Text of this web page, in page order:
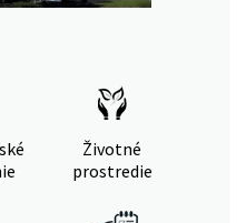
Životné
prostredie